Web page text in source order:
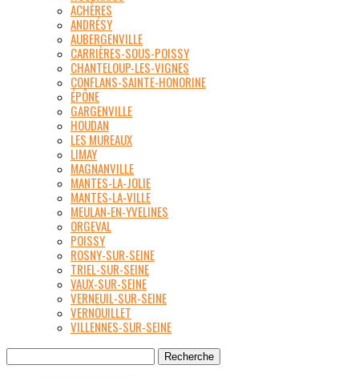
ACHÈRES
ANDRÉSY
AUBERGENVILLE
CARRIÈRES-SOUS-POISSY
CHANTELOUP-LES-VIGNES
CONFLANS-SAINTE-HONORINE
ÉPÔNE
GARGENVILLE
HOUDAN
LES MUREAUX
LIMAY
MAGNANVILLE
MANTES-LA-JOLIE
MANTES-LA-VILLE
MEULAN-EN-YVELINES
ORGEVAL
POISSY
ROSNY-SUR-SEINE
TRIEL-SUR-SEINE
VAUX-SUR-SEINE
VERNEUIL-SUR-SEINE
VERNOUILLET
VILLENNES-SUR-SEINE